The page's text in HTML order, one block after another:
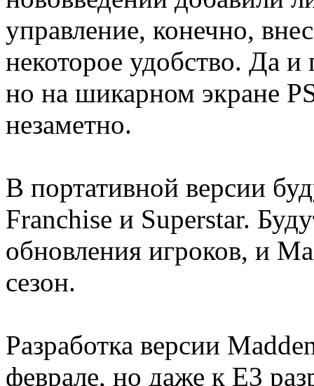
управление, конечно,
некоторое удобство. Да и
но на шикарном экране
незаметно.
В портативной версии
Franchise и Superstar.
обновления игроков, и
сезон.
Разработка версии
феврале, но даже к E3